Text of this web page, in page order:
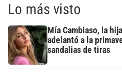
Lo más visto
Mía Cambiaso, la
adelantó a la
sandalias de tiras